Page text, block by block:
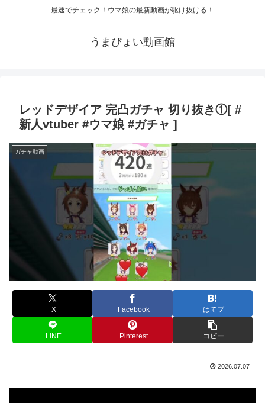
最速でチェック！ウマ娘の最新動画が駆け抜ける！
うまぴょい動画館
レッドデザイア 完凸ガチャ 切り抜き①[ #
新人vtuber #ウマ娘 #ガチャ ]
ガチャ動画
X Facebook はてブ
LINE Pinterest コピー
2026.07.07